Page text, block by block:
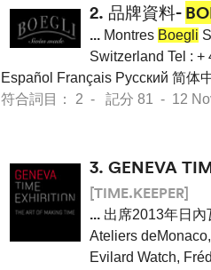
2. 品牌資料-
... Montres Boegli
Switzerland Tel : +
Español Français Pусский 简体
符合詞目： 2 - 記分 81 - 12
3. GENEVA
[TIME.KEEPER]
... 出席2013年日內
Ateliers
Evilard Watch,